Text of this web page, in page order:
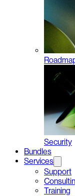
Security
Bundles
Services
Support
Training